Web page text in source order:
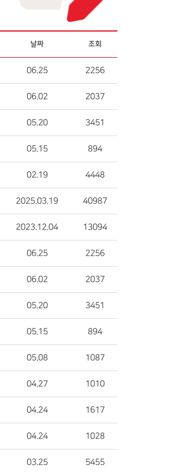
날짜 조회
06.25 2256
06.02 2037
05.20 3451
05.15 894
02.19 4448
2025.03.19 40987
2023.12.04 13094
06.25 2256
06.02 2037
05.20 3451
05.15 894
05.08 1087
04.27 1010
04.24 1617
04.24 1028
03.25 5455